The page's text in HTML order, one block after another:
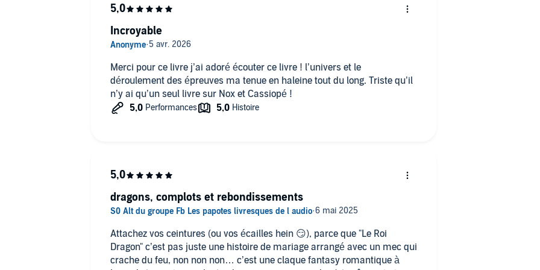
Merci pour ce livre j’ai adoré écouter ce livre ! l’univers et le
déroulement des épreuves ma tenue en haleine tout du long. Triste qu’il
n’y ai qu’un seul livre sur Nox et Cassiopé !
Incroyable
Attachez vos ceintures (ou vos écailles hein 😏), parce que "Le Roi
Dragon" c’est pas juste une histoire de mariage arrangé avec un mec qui
crache du feu, non non non… c’est une claque fantasy romantique à
dragons, complots et rebondissements